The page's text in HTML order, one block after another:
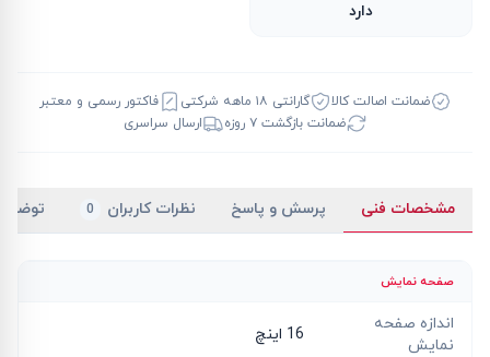
دارد
ضمانت اصالت کالا گارانتی ۱۸ ماهه شرکتی
فاکتور رسمی و معتبر
ضمانت بازگشت ۷ روزه
ارسال سراسری
مشخصات فنی پرسش و پاسخ نظرات کاربران 0
صفحه نمایش
اندازه صفحه
نمایش
16 اینچ